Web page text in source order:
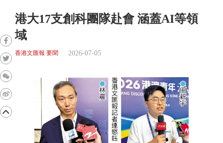
港大17支創科團隊赴會 涵蓋AI等領
域
香港文匯報 要聞 2026-07-05